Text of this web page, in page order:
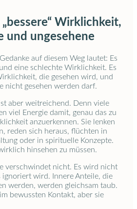
„bessere“ Wirklichkeit,
und ungesehene
auf diesem Weg lautet: Es
eine schlechte Wirklichkeit. Es
die gesehen wird, und
nicht gesehen werden darf.
aber weitreichend. Denn viele
viel Energie damit, genau das zu
anzuerkennen. Sie lenken
reden sich heraus, flüchten in
oder in spirituelle Konzepte.
hinsehen zu müssen.
verschwindet nicht. Es wird nicht
ignoriert wird. Innere Anteile, die
werden, werden gleichsam taub.
bewussten Kontakt, aber sie